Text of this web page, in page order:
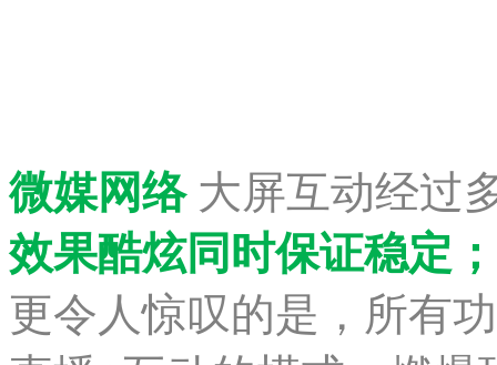
微媒网络 大屏互动经过
效果酷炫同时保证稳定 ；
更令人惊叹的是，所有